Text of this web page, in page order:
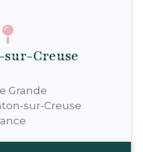
Creuse
Grande
sur-Creuse